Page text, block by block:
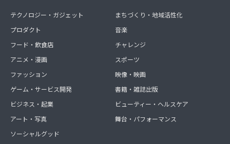
テクノロジー・ガジェット
プロダクト
フード・飲食店
アニメ・漫画
ファッション
ゲーム・サービス開発
ビジネス・起業
アート・写真
ソーシャルグッド
まちづくり・地域活性化
音楽
チャレンジ
スポーツ
映像・映画
書籍・雑誌出版
ビューティー・ヘルスケア
舞台・パフォーマンス